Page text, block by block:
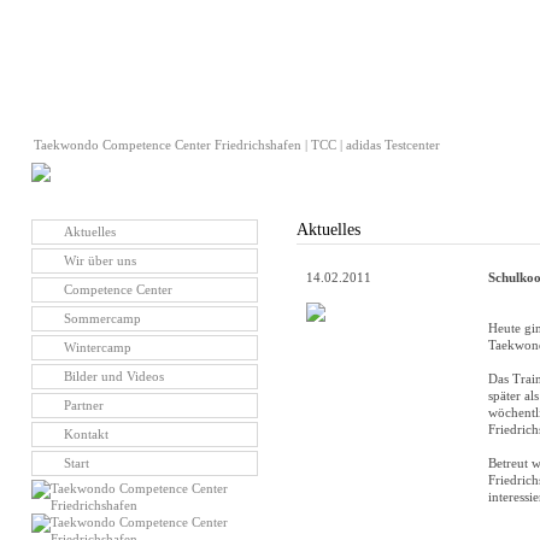
Taekwondo Competence Center Friedrichshafen | TCC | adidas Testcenter
Aktuelles
Wir über uns
Competence Center
Sommercamp
Wintercamp
Bilder und Videos
Partner
Kontakt
Start
Aktuelles
14.02.2011
Heute
Das
später
Betreut